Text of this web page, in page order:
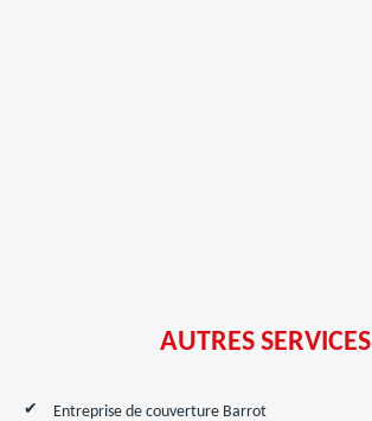
AUTRES SERVICES
Entreprise de couverture Barrot